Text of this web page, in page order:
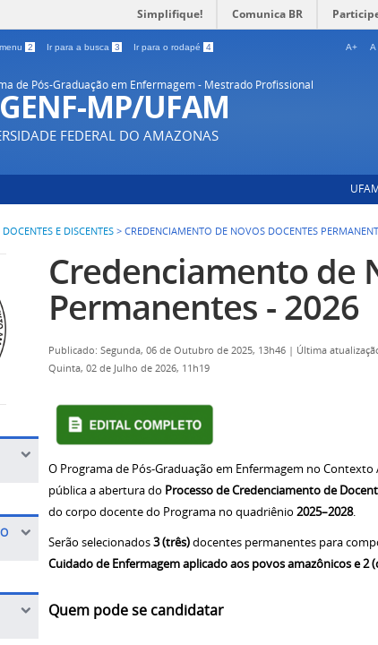
Simplifique! Comunica BR
2 Ir para a busca 3 Ir para o rodapé 4 A+ A
de Pós-Graduação em Enfermagem - Mestrado Profissional
MP/UFAM
FEDERAL DO AMAZONAS
DOCENTES E DISCENTES > CREDENCIAMENTO DE NOVOS DOCENTES
Credenciamento de
Permanentes - 2026
Publicado: Segunda, 06 de Outubro de 2025, 13h46 | Última
Quinta, 02 de Julho de 2026, 11h19
O Programa de Pós-Graduação em Enfermagem no
pública a abertura do Processo de Credenciamento de
do corpo docente do Programa no quadriênio 2025–2028.
Serão selecionados3 (três)docentes permanentes para
Cuidado de Enfermagem aplicado aos povos amazônicos e
Quem pode se candidatar